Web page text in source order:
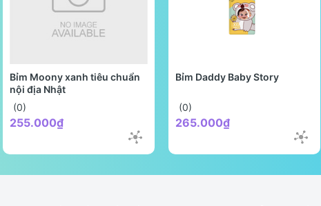
Bỉm Moony xanh tiêu chuẩn
nội địa Nhật
(0)
255.000₫
Bỉm Daddy Baby Story
(0)
265.000₫